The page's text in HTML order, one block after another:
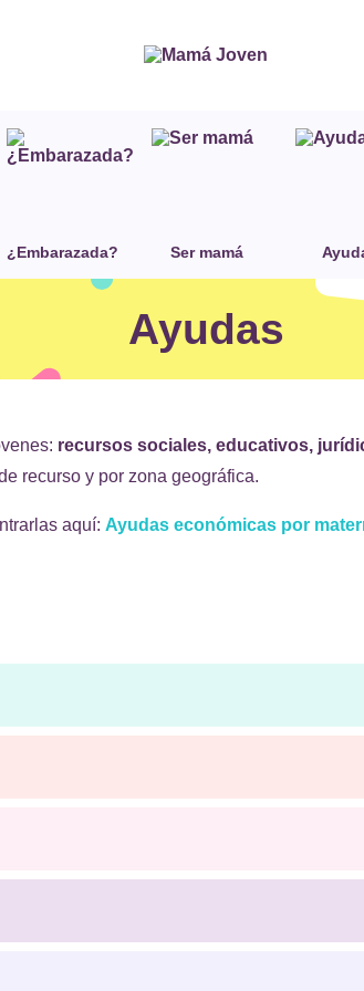
¿Embarazada? Ser mamá
Ayudas
recursos sociales, educativos,
recurso y por zona geográfica.
aquí: Ayudas económicas por